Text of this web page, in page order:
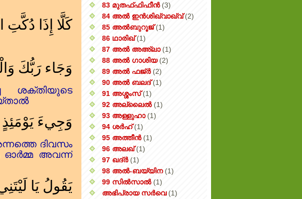
كَلَّا إِذَا دُكَّتِ
وَجَاء رَبُّكَ
ശക്തിയുടെ
وَجِيءَ يَوْمَئِذٍ
ദിവസം
അവന്ന്
يَقُولُ يَا
83 മുതഫ്ഫിഫീൻ (3)
84 അൽ ഇൻശിഖ്വാഖ്വ് (2)
85 അൽബുറൂജ് (1)
86 ഥാരിഖ് (1)
87 അൽ അഅ്ലാ (1)
88 അൽ ഗാശിയ (2)
89 അൽ ഫജ്‌ർ (2)
90 അൽ ബലദ് (1)
91 അശ്ശംസ് (1)
92 അല്ലൈൽ (1)
93 അള്ളുഹാ (1)
94 ശർഹ് (1)
95 അത്തീൻ (1)
96 അലഖ് (1)
97 ഖദ്‌ർ (1)
98 അൽ-ബയ്യിന (1)
99 സിൽ‌സാൽ (1)
അഭിപ്രായ സര്‍‌വെ (1)